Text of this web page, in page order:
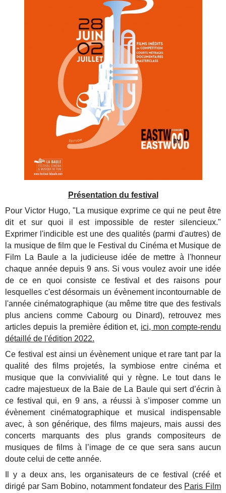
Présentation du festival
Pour Victor Hugo, "La musique exprime ce qui ne peut être
dit et sur quoi il est impossible de rester silencieux."
Exprimer l'indicible est une des qualités (parmi d'autres) de
la musique de film que le Festival du Cinéma et Musique de
Film La Baule a la judicieuse idée de mettre à l'honneur
chaque année depuis 9 ans. Si vous voulez avoir une idée
de ce en quoi consiste ce festival et des raisons pour
lesquelles c'est désormais un évènement incontournable de
l'année cinématographique (au même titre que des festivals
plus anciens comme Cabourg ou Dinard), retrouvez mes
articles depuis la première édition et, ici, mon compte-rendu
détaillé de l'édition 2022.
Ce festival est ainsi un évènement unique et rare tant par la
qualité des films projetés, la symbiose entre cinéma et
musique que la convivialité qui y règne. Le tout dans le
cadre majestueux de la Baie de La Baule qui sert d’écrin à
ce festival qui, en 9 ans, a réussi à s’imposer comme un
évènement cinématographique et musical indispensable
avec, à son générique, des films majeurs, mais aussi des
concerts marquants des plus grands compositeurs de
musiques de films à l’image de ce que sera sans aucun
doute celui de cette année.
Il y a deux ans, les organisateurs de ce festival (créé et
dirigé par Sam Bobino, notamment fondateur des Paris Film